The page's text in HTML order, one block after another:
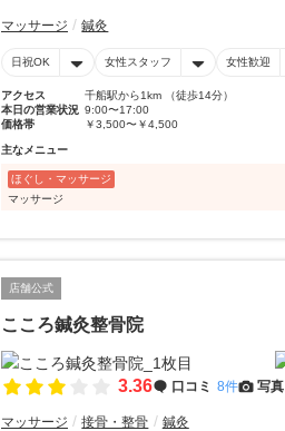
マッサージ 鍼灸
日祝OK 女性スタッフ 女性歓迎
アクセス
千船駅から1km （徒歩14分）
本日の営業状況 9:00〜17:00
価格帯
￥3,500〜￥4,500
主なメニュー
ほぐし・マッサージ
マッサージ
店舗公式
こころ鍼灸整骨院
3.36 口コミ 8件 写真
マッサージ 接骨・整骨 鍼灸